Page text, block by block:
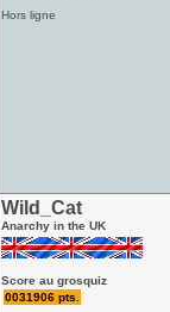
Hors ligne
Wild_Cat
Anarchy in the UK
Score au grosquiz
0031906 pts.